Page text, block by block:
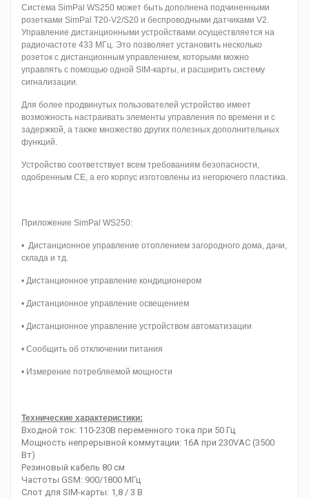
Система SimPal WS250 может быть дополнена подчиненными
розетками SimPal T20-V2/S20 и беспроводными датчиками V2.
Управление дистанционными устройствами осуществляется на
радиочастоте 433 МГц. Это позволяет установить несколько
розеток с дистанционным управлением, которыми можно
управлять с помощью одной SIM-карты, и расширить систему
сигнализации.
Для более продвинутых пользователей устройство имеет
возможность настраивать элементы управления по времени и с
задержкой, а также множество других полезных дополнительных
функций.
Устройство соответствует всем требованиям безопасности,
одобренным CE, а его корпус изготовлены из негорючего пластика.
Приложение SimPal WS250:
• Дистанционное управление отоплением загородного дома, дачи,
склада и тд.
• Дистанционное управление кондиционером
• Дистанционное управление освещением
• Дистанционное управление устройством автоматизации
• Сообщить об отключении питания
• Измерение потребляемой мощности
Технические характеристики:
Входной ток: 110-230В переменного тока при 50 Гц
Мощность непрерывной коммутации: 16A при 230VAC (3500
Вт)
Резиновый кабель 80 см
Частоты GSM: 900/1800 МГц
Слот для SIM-карты: 1,8 / 3 В